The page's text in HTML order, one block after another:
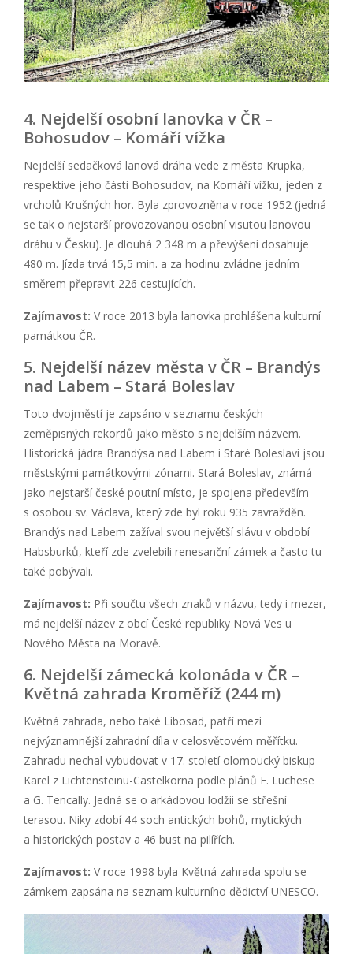
4. Nejdelší osobní lanovka v ČR –
Bohosudov – Komáří vížka
Nejdelší sedačková lanová dráha vede z města Krupka,
respektive jeho části Bohosudov, na Komáří vížku, jeden z
vrcholů Krušných hor. Byla zprovozněna v roce 1952 (jedná
se tak o nejstarší provozovanou osobní visutou lanovou
dráhu v Česku). Je dlouhá 2 348 m a převýšení dosahuje
480 m. Jízda trvá 15,5 min. a za hodinu zvládne jedním
směrem přepravit 226 cestujících.
Zajímavost: V roce 2013 byla lanovka prohlášena kulturní
památkou ČR.
5. Nejdelší název města v ČR – Brandýs
nad Labem – Stará Boleslav
Toto dvojměstí je zapsáno v seznamu českých
zeměpisných rekordů jako město s nejdelším názvem.
Historická jádra Brandýsa nad Labem i Staré Boleslavi jsou
městskými památkovými zónami. Stará Boleslav, známá
jako nejstarší české poutní místo, je spojena především
s osobou sv. Václava, který zde byl roku 935 zavražděn.
Brandýs nad Labem zažíval svou největší slávu v období
Habsburků, kteří zde zvelebili renesanční zámek a často tu
také pobývali.
Zajímavost: Při součtu všech znaků v názvu, tedy i mezer,
má nejdelší název z obcí České republiky Nová Ves u
Nového Města na Moravě.
6. Nejdelší zámecká kolonáda v ČR –
Květná zahrada Kroměříž (244 m)
Květná zahrada, nebo také Libosad, patří mezi
nejvýznamnější zahradní díla v celosvětovém měřítku.
Zahradu nechal vybudovat v 17. století olomoucký biskup
Karel z Lichtensteinu-Castelkorna podle plánů F. Luchese
a G. Tencally. Jedná se o arkádovou lodžii se střešní
terasou. Niky zdobí 44 soch antických bohů, mytických
a historických postav a 46 bust na pilířích.
Zajímavost: V roce 1998 byla Květná zahrada spolu se
zámkem zapsána na seznam kulturního dědictví UNESCO.